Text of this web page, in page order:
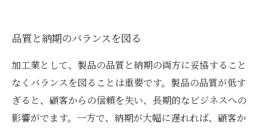
品質と納期のバランスを図る
加工業として、製品の品質と納期の両方に妥協すること
なくバランスを図ることは重要です。製品の品質が低す
ぎると、顧客からの信頼を失い、長期的なビジネスへの
影響がでます。一方で、納期が大幅に遅れれば、顧客か